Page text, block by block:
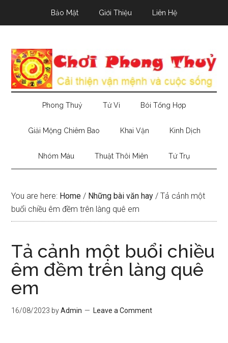
Bảo Mật Giới Thiệu Liên Hệ
Phong Thuỷ Tử Vi Bói Tổng Hợp
Giải Mộng Chiêm Bao Khai Vận Kinh Dịch
Nhóm Máu Thuật Thôi Miên Tứ Trụ
You are here: Home / Những bài văn hay / Tả cảnh một
buổi chiều êm đềm trên làng quê em
Tả cảnh một buổi chiều
êm đềm trên làng quê
em
16/08/2023 byAdmin Leave a Comment